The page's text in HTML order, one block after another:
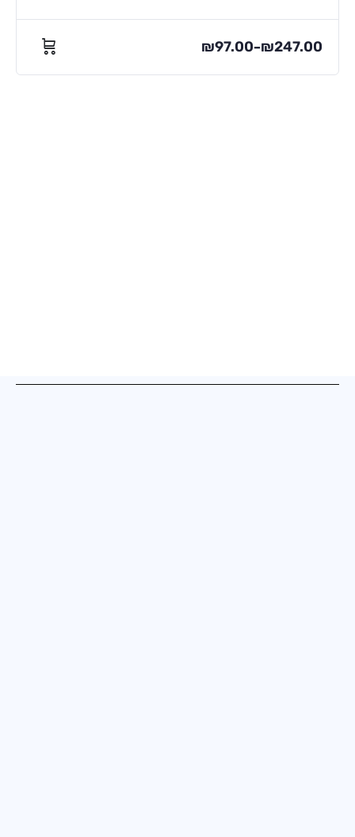
₪97.00–₪247.00